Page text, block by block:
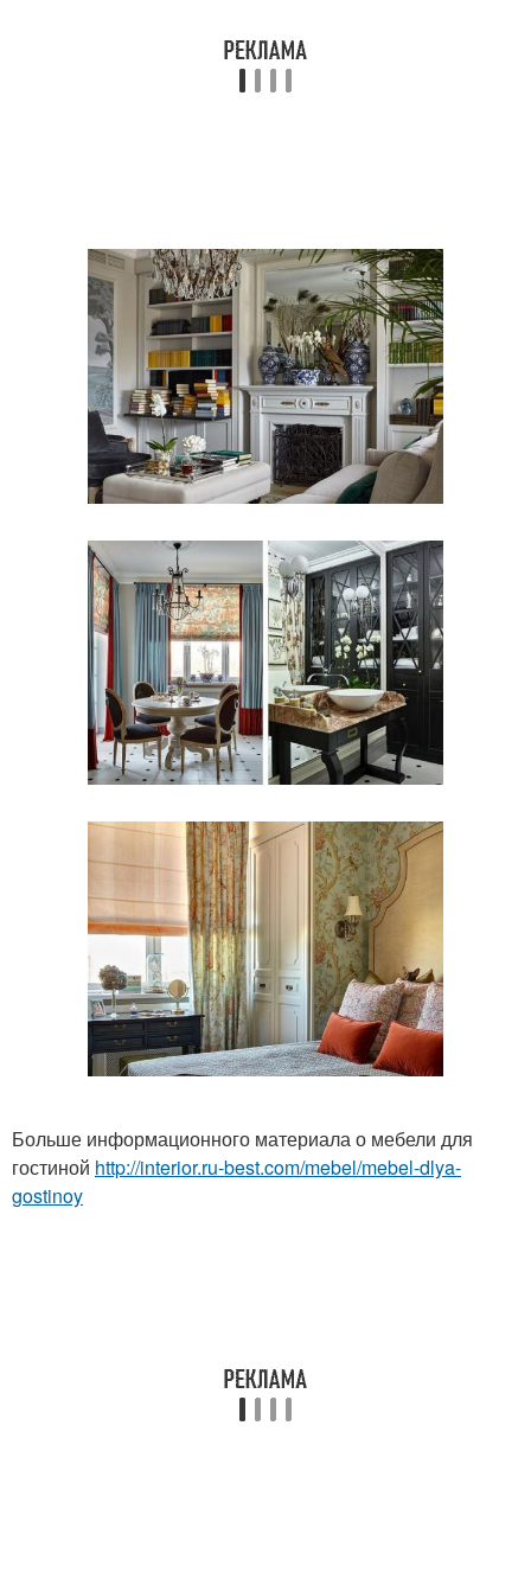
Больше информационного материала о мебели для
гостиной http://interior.ru-best.com/mebel/mebel-dlya-
gostinoy